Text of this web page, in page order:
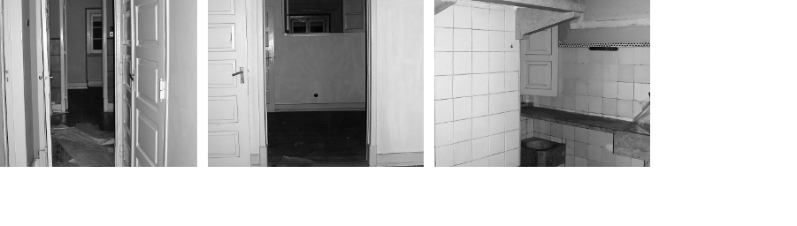
Situação anterior Situação anterior Situação anterior